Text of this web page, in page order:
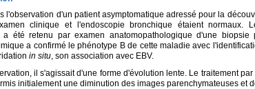
l'observation d'un patient asymptomatique adressé pour la
clinique et l'endoscopie bronchique étaient normaux.
a été retenu par examen anatomopathologique d'une biopsie
a confirmé le phénotype B de cette maladie avec
in situ, son association avec EBV.
il s'agissait d'une forme d'évolution lente. Le traitement
initialement une diminution des images parenchymateuses et